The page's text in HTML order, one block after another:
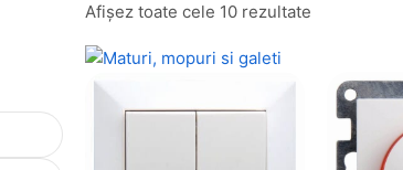
Afișez toate cele 10 rezultate